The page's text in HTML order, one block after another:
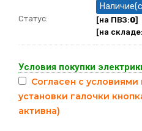
Статус: [на ПВЗ:0]
[на складе:
Условия покупки
Согласен с условиями
установки галочки
активна)